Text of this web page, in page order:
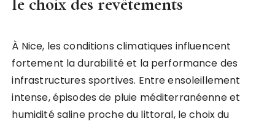
À Nice, les conditions climatiques influencent
fortement la durabilité et la performance des
infrastructures sportives. Entre ensoleillement
intense, épisodes de pluie méditerranéenne et
humidité saline proche du littoral, le choix du